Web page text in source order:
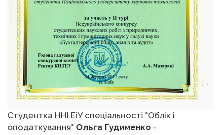
Студентка ННІ ЕіУ спеціальності "Облік і
оподаткування" Ольга Гудименко -